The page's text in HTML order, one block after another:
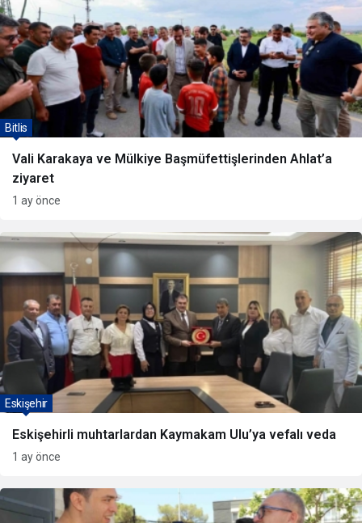
Vali Karakaya ve Mülkiye Başmüfettişlerinden Ahlat’a
ziyaret
Bitlis
1 ay önce
Eskişehirli muhtarlardan Kaymakam Ulu’ya vefalı veda
Eskişehir
1 ay önce